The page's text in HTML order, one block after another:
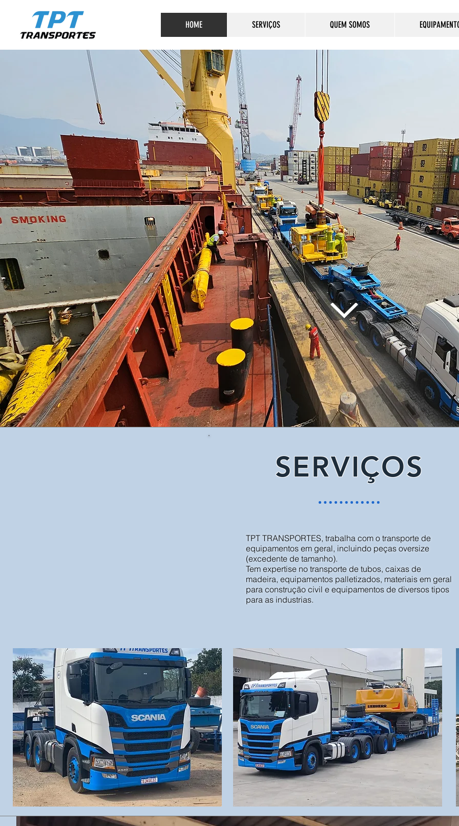
HOME SERVIÇOS QUEM SOMOS
Missão
Desenvolver as melhores
soluções em logística para
atender e facilitar as
operações de nossos clientes,
utilizando equipamento novos,
revisados garantido a
excelência em seu
atendimento.
Visão
Ser reconhecida pelas
soluções com qualidade,
excelência nos serviços
logísticos, alinhados às
necessidades os clientes, ser
reconhecida pela
profissionalização da sua
gestão e de seus
colaboradores; crescimento
contínuo e sustentável,
contribuindo com o
crescimento do país.
•
• Atuar
qualidade
todos os
•
clientes e
• Respeito
meio
•
SERVIÇOS
TPT TRANSPORTES, trabalha com o transporte de
equipamentos em geral, incluindo peças oversize
(excedente de tamanho).
Tem expertise no transporte de tubos, caixas de
madeira, equipamentos palletizados, materiais em geral
para construção civil e equipamentos de diversos tipos
para as industrias.